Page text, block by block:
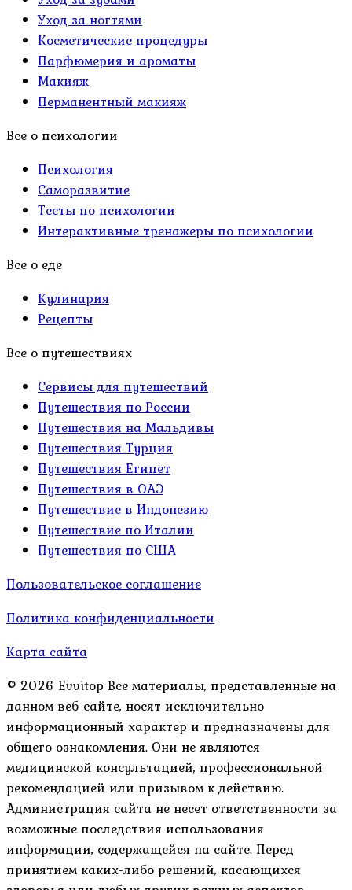
Уход за ногтями
Косметические процедуры
Парфюмерия и ароматы
Макияж
Перманентный макияж
Все о психологии
Психология
Саморазвитие
Тесты по психологии
Интерактивные тренажеры по психологии
Все о еде
Кулинария
Рецепты
Все о путешествиях
Сервисы для путешествий
Путешествия по России
Путешествия на Мальдивы
Путешествия Турция
Путешествия Египет
Путешествия в ОАЭ
Путешествие в Индонезию
Путешествие по Италии
Путешествия по США
Пользовательское соглашение
Политика конфиденциальности
Карта сайта
© 2026 Evvitop Все материалы, представленные на
данном веб-сайте, носят исключительно
информационный характер и предназначены для
общего ознакомления. Они не являются
медицинской консультацией, профессиональной
рекомендацией или призывом к действию.
Администрация сайта не несет ответственности за
возможные последствия использования
информации, содержащейся на сайте. Перед
принятием каких-либо решений, касающихся